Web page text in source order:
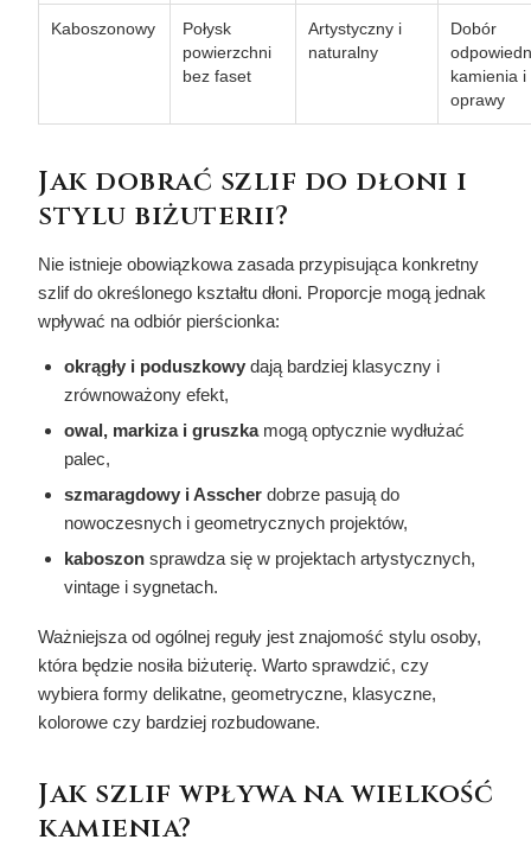
Kaboszonowy
Połysk
powierzchni
bez faset
Artystyczny i
naturalny
Dobór
kamienia i
oprawy
Jak dobrać szlif do dłoni i
stylu biżuterii?
Nie istnieje obowiązkowa zasada przypisująca konkretny
szlif do określonego kształtu dłoni. Proporcje mogą jednak
wpływać na odbiór pierścionka:
okrągły i poduszkowy dają bardziej klasyczny i
zrównoważony efekt,
owal, markiza i gruszkamogą optycznie wydłużać
palec,
szmaragdowy i Asscher dobrze pasują do
nowoczesnych i geometrycznych projektów,
kaboszon sprawdza się w projektach artystycznych,
vintage i sygnetach.
Ważniejsza od ogólnej reguły jest znajomość stylu osoby,
która będzie nosiła biżuterię. Warto sprawdzić, czy
wybiera formy delikatne, geometryczne, klasyczne,
kolorowe czy bardziej rozbudowane.
Jak szlif wpływa na wielkość
kamienia?